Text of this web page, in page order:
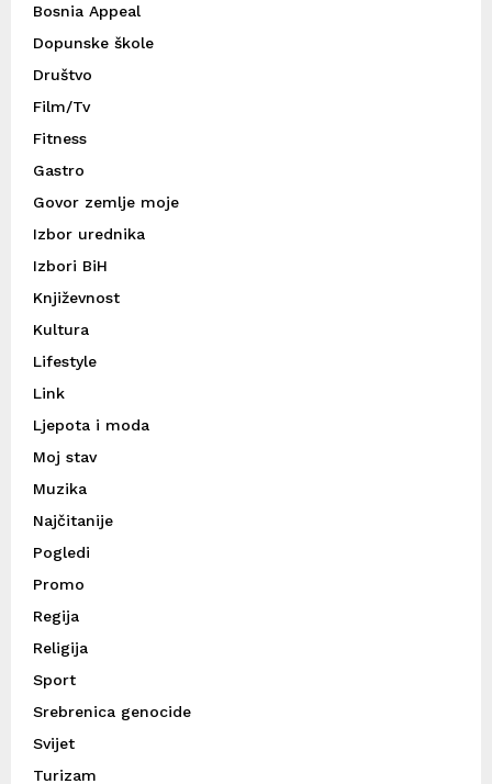
Bosnia Appeal
Dopunske škole
Društvo
Film/Tv
Fitness
Gastro
Govor zemlje moje
Izbor urednika
Izbori BiH
Književnost
Kultura
Lifestyle
Link
Ljepota i moda
Moj stav
Muzika
Najčitanije
Pogledi
Promo
Regija
Religija
Sport
Srebrenica genocide
Svijet
Turizam